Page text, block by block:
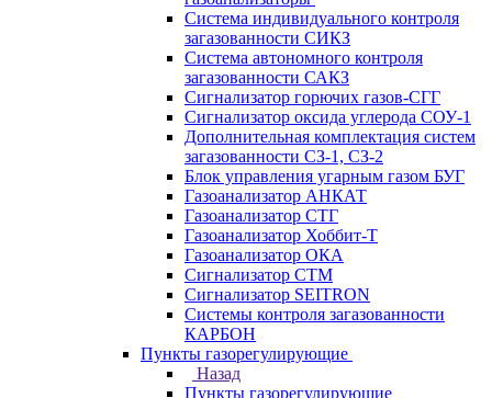
Система индивидуального контроля
загазованности СИКЗ
Система автономного контроля
загазованности САКЗ
Сигнализатор горючих газов-СГГ
Сигнализатор оксида углерода СОУ-1
Дополнительная комплектация систем
загазованности СЗ-1, СЗ-2
Блок управления угарным газом БУГ
Газоанализатор АНКАТ
Газоанализатор СТГ
Газоанализатор Хоббит-Т
Газоанализатор ОКА
Сигнализатор СТМ
Сигнализатор SEITRON
Системы контроля загазованности
КАРБОН
Пункты газорегулирующие
Назад
Пункты газорегулирующие